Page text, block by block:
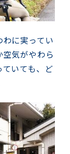
に実ってい
空気がやわら
いても、ど